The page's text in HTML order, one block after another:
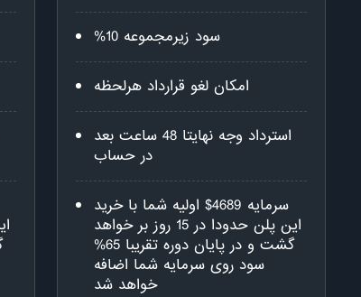
سود زیرمجموعه 10%
امکان لغو قرارداد هرلحظه
استرداد وجه نهایتا 48 ساعت بعد
در حساب
سرمایه 4689$ اولیه شما با خرید
این پلن حدودا در 15 روز بر خواهد
گشت و در پایان دوره تقریبا 65%
سود روی سرمایه شما اضافه
خواهد شد